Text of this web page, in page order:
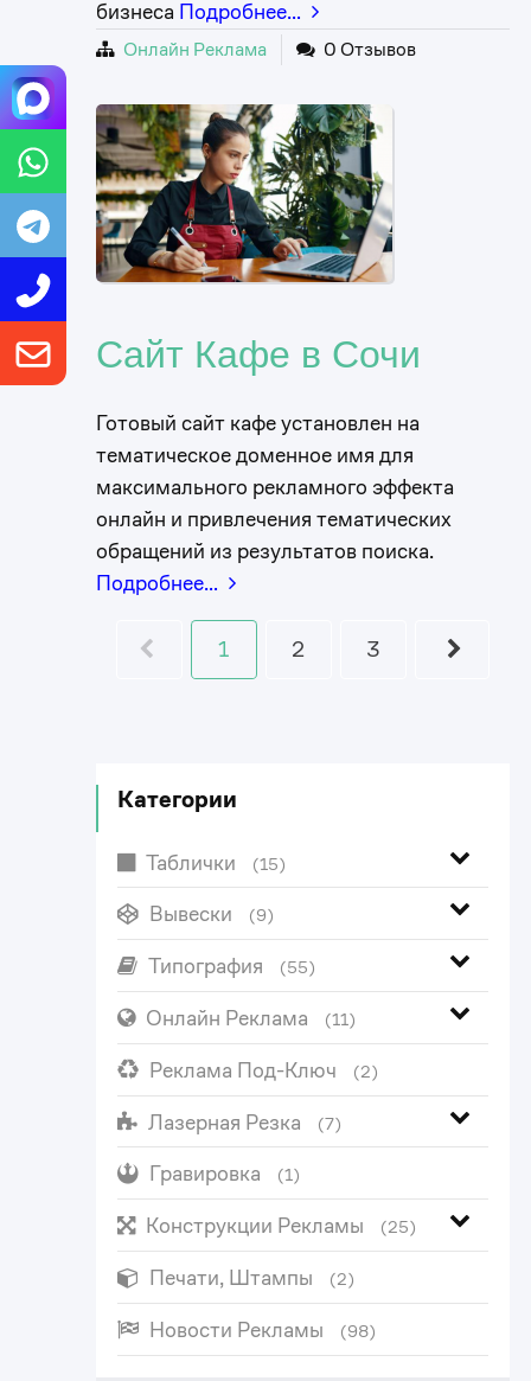
бизнеса Подробнее…
Онлайн Реклама 0 Отзывов
Сайт Кафе в Сочи
Готовый сайт кафе установлен на
тематическое доменное имя для
максимального рекламного эффекта
онлайн и привлечения тематических
обращений из результатов поиска.
Подробнее…
1 2 3
Категории
Таблички (15)
Вывески (9)
Типография (55)
Онлайн Реклама (11)
Реклама Под-Ключ (2)
Лазерная Резка (7)
Гравировка (1)
Конструкции Рекламы (25)
Печати, Штампы (2)
Новости Рекламы (98)